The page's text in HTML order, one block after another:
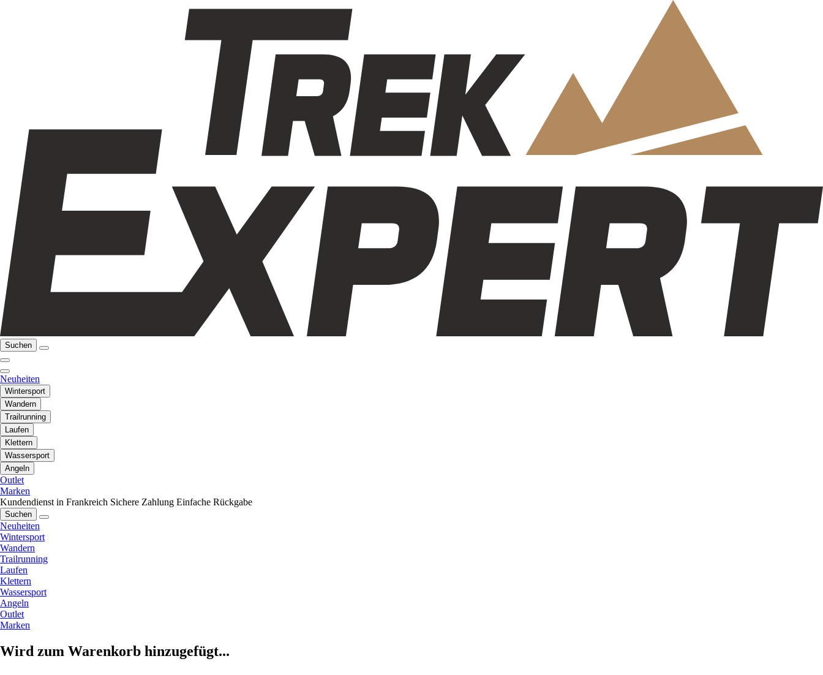
Suchen
Neuheiten
Wintersport
Wandern
Trailrunning
Laufen
Klettern
Wassersport
Angeln
Outlet
Marken
Kundendienst in Frankreich Sichere Zahlung Einfache Rückgabe
Suchen
Neuheiten
Wintersport
Wandern
Trailrunning
Laufen
Klettern
Wassersport
Angeln
Outlet
Marken
Wird zum Warenkorb hinzugefügt...